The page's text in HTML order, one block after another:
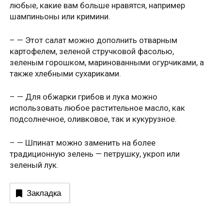
любые, какие вам больше нравятся, например
шампиньоны или кримини.
– — Этот салат можно дополнить отварным
картофелем, зеленой стручковой фасолью,
зеленым горошком, маринованными огурчиками, а
также хлебными сухариками.
– — Для обжарки грибов и лука можно
использовать любое растительное масло, как
подсолнечное, оливковое, так и кукурузное.
– — Шпинат можно заменить на более
традиционную зелень — петрушку, укроп или
зеленый лук.
Закладка